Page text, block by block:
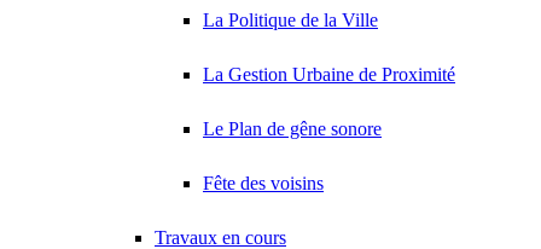
La Politique de la Ville
La Gestion Urbaine de Proximité
Le Plan de gêne sonore
Fête des voisins
Travaux en cours